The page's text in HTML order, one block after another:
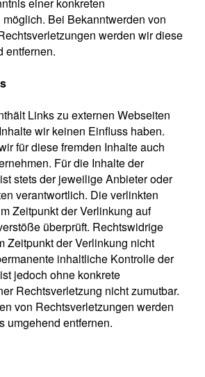
Bei Bekanntwerden von
werden wir diese
entfernen.
Links zu externen Webseiten
wir keinen Einfluss haben.
für diese fremden Inhalte auch
Für die Inhalte der
stets der jeweilige Anbieter oder
verantwortlich. Die verlinkten
Zeitpunkt der Verlinkung auf
überprüft. Rechtswidrige
Zeitpunkt der Verlinkung nicht
inhaltliche Kontrolle der
jedoch ohne konkrete
Rechtsverletzung nicht zumutbar.
von Rechtsverletzungen werden
umgehend entfernen.